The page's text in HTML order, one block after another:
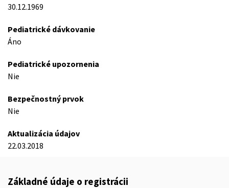
30.12.1969
Pediatrické dávkovanie
Áno
Pediatrické upozornenia
Nie
Bezpečnostný prvok
Nie
Aktualizácia údajov
22.03.2018
Základné údaje o registrácii